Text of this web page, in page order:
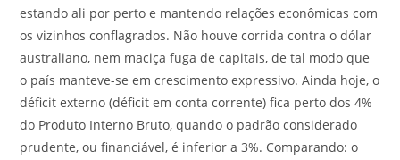
estando ali por perto e mantendo relações econômicas com
os vizinhos conflagrados. Não houve corrida contra o dólar
australiano, nem maciça fuga de capitais, de tal modo que
o país manteve-se em crescimento expressivo. Ainda hoje, o
déficit externo (déficit em conta corrente) fica perto dos 4%
do Produto Interno Bruto, quando o padrão considerado
prudente, ou financiável, é inferior a 3%. Comparando: o